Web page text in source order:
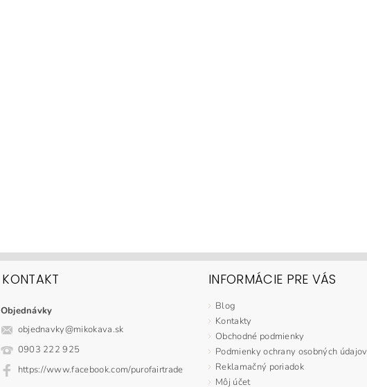
KONTAKT
Objednávky
objednavky@mikokava.sk
0903 222 925
https://www.facebook.com/purofairtrade
INFORMÁCIE PRE VÁS
Blog
Kontakty
Obchodné podmienky
Podmienky ochrany osobných údajov
Reklamačný poriadok
Môj účet